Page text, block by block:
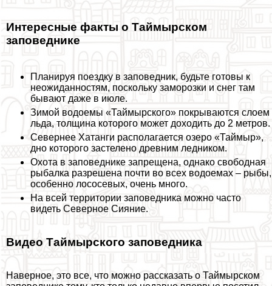
Интересные факты о Таймырском
заповеднике
Планируя поездку в заповедник, будьте готовы к
неожиданностям, поскольку заморозки и снег там
бывают даже в июле.
Зимой водоемы «Таймырского» покрываются слоем
льда, толщина которого может доходить до 2 метров.
Севернее Хатанги располагается озеро «Таймыр»,
дно которого застелено древним ледником.
Охота в заповеднике запрещена, однако свободная
рыбалка разрешена почти во всех водоемах – рыбы,
особенно лососевых, очень много.
На всей территории заповедника можно часто
видеть Северное Сияние.
Видео Таймырского заповедника
Наверное, это все, что можно рассказать о Таймырском